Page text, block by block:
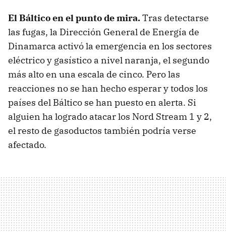
El Báltico en el punto de mira.Tras detectarse
las fugas, la Dirección General de Energía de
Dinamarca activó la emergencia en los sectores
eléctrico y gasístico a nivel naranja, el segundo
más alto en una escala de cinco. Pero las
reacciones no se han hecho esperar y todos los
países del Báltico se han puesto en alerta. Si
alguien ha logrado atacar los Nord Stream 1 y 2,
el resto de gasoductos también podría verse
afectado.